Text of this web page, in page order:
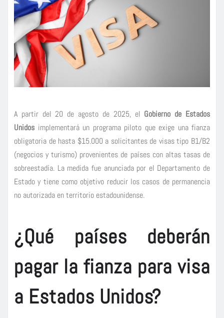
A partir del 20 de agosto de 2025, el Gobierno de Estados
Unidos implementará un programa piloto que exige una fianza
obligatoria de hasta $15.000 a solicitantes de visas tipo B1/B2
(negocios y turismo) provenientes de países con altas tasas de
sobreestadía. La medida fue anunciada por el Departamento de
Estado y tiene como objetivo reducir los casos de permanencia
no autorizada en territorio estadounidense.
¿Qué países deberán
pagar la fianza para visa
a Estados Unidos?